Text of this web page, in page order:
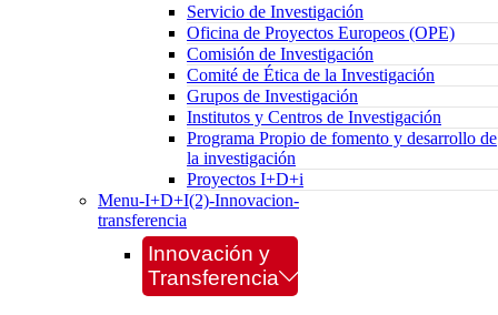
Servicio de Investigación
Oficina de Proyectos Europeos (OPE)
Comisión de Investigación
Comité de Ética de la Investigación
Grupos de Investigación
Institutos y Centros de Investigación
Programa Propio de fomento y desarrollo de
la investigación
Proyectos I+D+i
Menu-I+D+I(2)-Innovacion-
transferencia
Innovación y
Transferencia